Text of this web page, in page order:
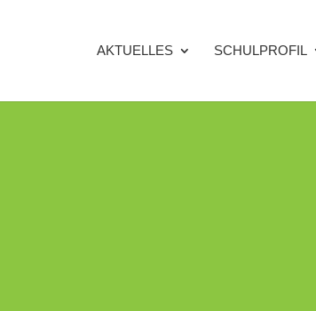
AKTUELLES SCHULPROFIL